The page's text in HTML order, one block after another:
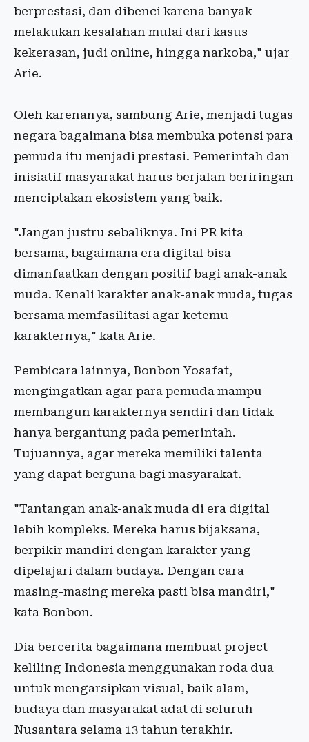
berprestasi, dan dibenci karena banyak
melakukan kesalahan mulai dari kasus
kekerasan, judi online, hingga narkoba," ujar
Arie.
Oleh karenanya, sambung Arie, menjadi tugas
negara bagaimana bisa membuka potensi para
pemuda itu menjadi prestasi. Pemerintah dan
inisiatif masyarakat harus berjalan beriringan
menciptakan ekosistem yang baik.
"Jangan justru sebaliknya. Ini PR kita
bersama, bagaimana era digital bisa
dimanfaatkan dengan positif bagi anak-anak
muda. Kenali karakter anak-anak muda, tugas
bersama memfasilitasi agar ketemu
karakternya," kata Arie.
Pembicara lainnya, Bonbon Yosafat,
mengingatkan agar para pemuda mampu
membangun karakternya sendiri dan tidak
hanya bergantung pada pemerintah.
Tujuannya, agar mereka memiliki talenta
yang dapat berguna bagi masyarakat.
"Tantangan anak-anak muda di era digital
lebih kompleks. Mereka harus bijaksana,
berpikir mandiri dengan karakter yang
dipelajari dalam budaya. Dengan cara
masing-masing mereka pasti bisa mandiri,"
kata Bonbon.
Dia bercerita bagaimana membuat project
keliling Indonesia menggunakan roda dua
untuk mengarsipkan visual, baik alam,
budaya dan masyarakat adat di seluruh
Nusantara selama 13 tahun terakhir.